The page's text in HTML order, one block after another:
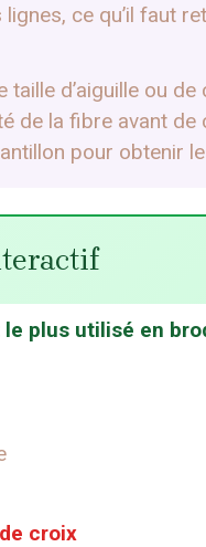
lignes, ce qu’il faut
taille d’aiguille ou
de la fibre avant
pour obtenir
le plus utilisé en
croix